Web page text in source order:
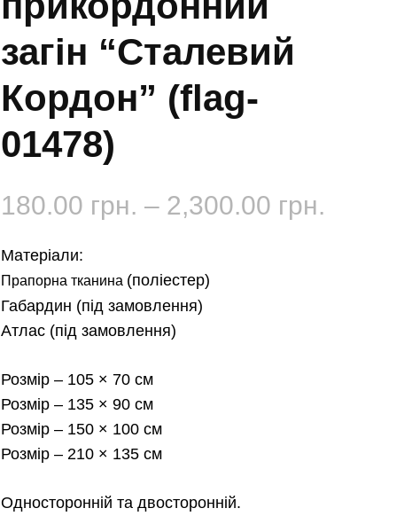
загін “Сталевий
Кордон” (flag-
01478)
180.00 грн. – 2,300.00 грн.
Матеріали:
Прапорна тканина (поліестер)
Габардин (під замовлення)
Атлас (під замовлення)
Розмір – 105 × 70 см
Розмір – 135 × 90 см
Розмір – 150 × 100 см
Розмір – 210 × 135 см
Односторонній та двосторонній.